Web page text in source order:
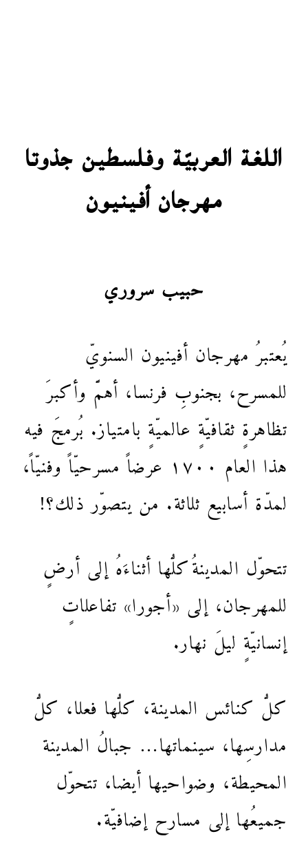
اللغة العربيّة وفلسطين جذوتا
مهرجان أفينيون
حبيب سروري
يُعتبرُ مهرجان أفينيون السنويّ
للمسرح، بجنوبِ فرنسا، أهمَّ وأكبرَ
تظاهرةٍ ثقافيّةٍ عالميّةٍ بامتياز. بُرمجَ فيه
هذا العام ١٧٠٠ عرضاً مسرحيّاً وفنيّاً،
لمدّة أسابيع ثلاثة. من يتصوّر ذلك؟!
تتحوّل المدينةُ كلُّها أثناءَهُ إلى أرضٍ
للمهرجان، إلى «أجورا» تفاعلاتٍ
إنسانيّةٍ ليلَ نهار.
كلُّ كنائس المدينة، كلُّها فعلا، كلُّ
مدارسِها، سينماتها… جبالُ المدينة
المحيطة، وضواحيها أيضا، تتحوّل
جميعُها إلى مسارح إضافيّة.